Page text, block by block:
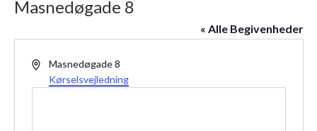
Masnedøgade 8
« Alle Begivenheder
AdresseMasnedøgade 8
Kørselsvejledning